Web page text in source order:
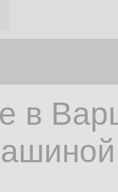
в